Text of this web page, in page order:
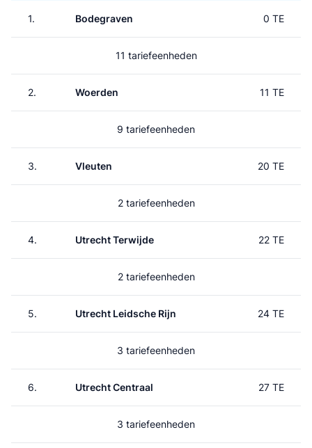
1. Bodegraven 0 TE
11 tariefeenheden
2. Woerden 11 TE
9 tariefeenheden
3. Vleuten 20 TE
2 tariefeenheden
4. Utrecht Terwijde 22 TE
2 tariefeenheden
5. Utrecht Leidsche Rijn 24 TE
3 tariefeenheden
6. Utrecht Centraal 27 TE
3 tariefeenheden